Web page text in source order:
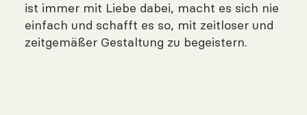
ist immer mit Liebe dabei, macht es sich nie
einfach und schafft es so, mit zeitloser und
zeitgemäßer Gestaltung zu begeistern.